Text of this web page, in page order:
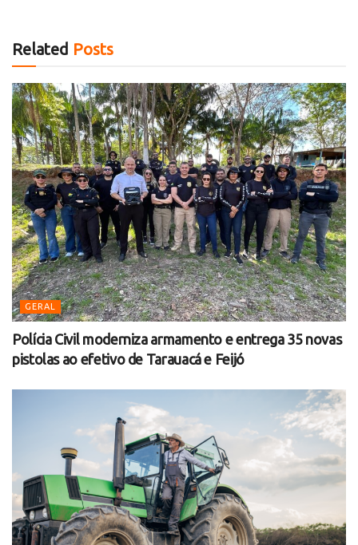
Related Posts
GERAL
Polícia Civil moderniza armamento e entrega 35 novas
pistolas ao efetivo de Tarauacá e Feijó